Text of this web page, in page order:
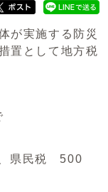
が実施する防災
置として地方税
県民税 500